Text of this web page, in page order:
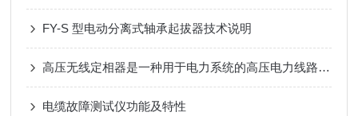
FY-S 型电动分离式轴承起拔器技术说明
高压无线定相器是一种用于电力系统的高压电力线路与变压器等大型设备相位核对的仪器
电缆故障测试仪功能及特性